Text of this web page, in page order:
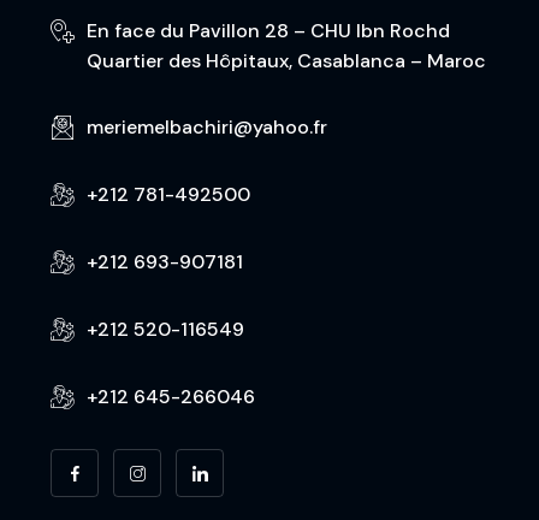
En face du Pavillon 28 – CHU Ibn Rochd
Quartier des Hôpitaux, Casablanca – Maroc
meriemelbachiri@yahoo.fr
+212 781-492500
+212 693-907181
+212 520-116549
+212 645-266046